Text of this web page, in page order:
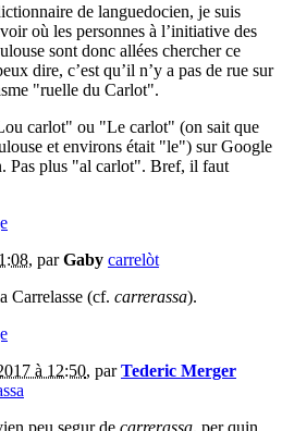
de languedocien, je suis
où les personnes à l’initiative des
sont donc allées chercher ce
dire, c’est qu’il n’y a pas de rue sur
"ruelle du Carlot".
carlot" ou "Le carlot" (on sait que
et environs était "le") sur Google
Pas plus "al carlot". Bref, il faut
, parGaby carrelòt
Carrelasse (cf. carrerassa).
à 12:50, parTederic Merger
peu segur de carrerassa, per quin